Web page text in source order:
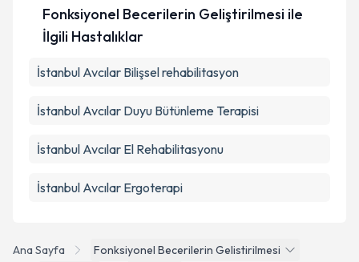
Ana Sayfa
Fonksiyonel Becerilerin Gelistirilmesi
Fonksiyonel Becerilerin Geliştirilmesi ile
İlgili Hastalıklar
İstanbul Avcılar Bilişsel rehabilitasyon
İstanbul Avcılar Duyu Bütünleme Terapisi
İstanbul Avcılar El Rehabilitasyonu
İstanbul Avcılar Ergoterapi